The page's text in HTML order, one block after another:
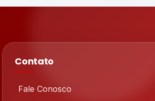
Contato
Fale Conosco